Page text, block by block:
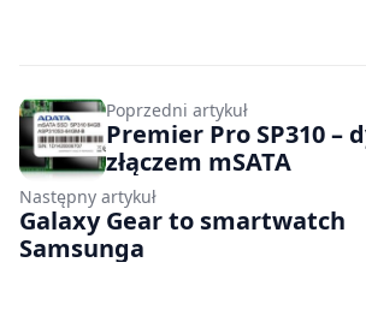
Poprzedni artykuł
Premier Pro SP310 –
złączem mSATA
Następny artykuł
Galaxy Gear to smartwatch
Samsunga